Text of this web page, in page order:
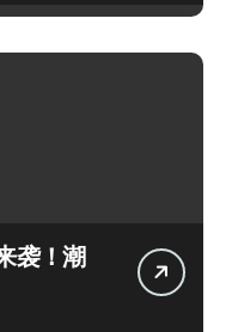
袭！潮